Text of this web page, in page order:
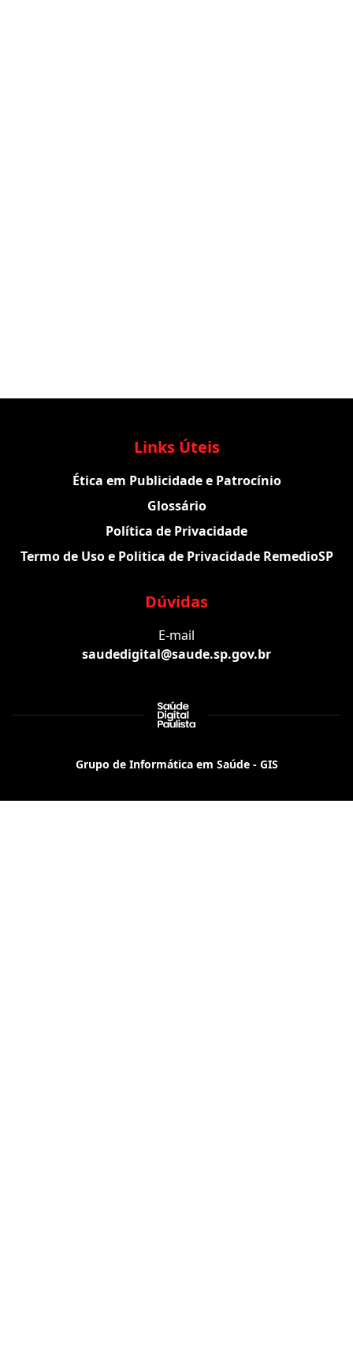
Links Úteis
Ética em Publicidade e Patrocínio
Glossário
Política de Privacidade
Termo de Uso e Politica de Privacidade RemedioSP
Dúvidas
E-mail
saudedigital@saude.sp.gov.br
Grupo de Informática em Saúde - GIS